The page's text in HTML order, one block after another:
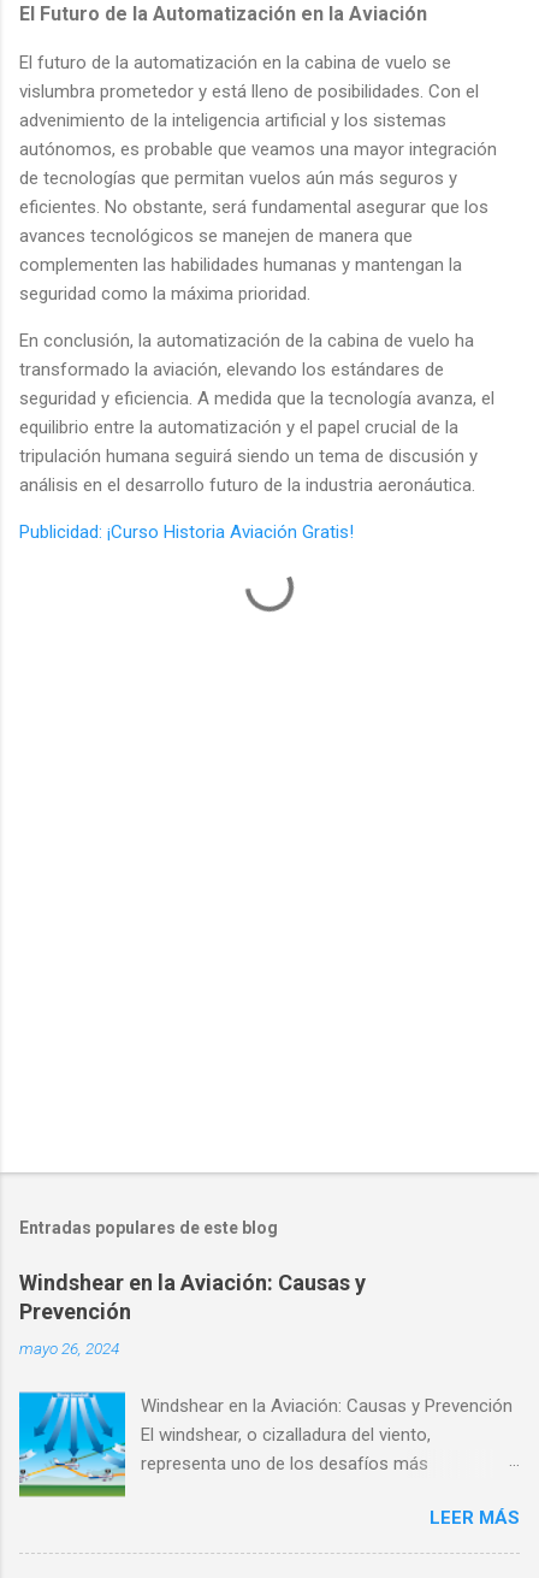
El Futuro de la Automatización en la Aviación
El futuro de la automatización en la cabina de vuelo se
vislumbra prometedor y está lleno de posibilidades. Con el
advenimiento de la inteligencia artificial y los sistemas
autónomos, es probable que veamos una mayor integración
de tecnologías que permitan vuelos aún más seguros y
eficientes. No obstante, será fundamental asegurar que los
avances tecnológicos se manejen de manera que
complementen las habilidades humanas y mantengan la
seguridad como la máxima prioridad.
En conclusión, la automatización de la cabina de vuelo ha
transformado la aviación, elevando los estándares de
seguridad y eficiencia. A medida que la tecnología avanza, el
equilibrio entre la automatización y el papel crucial de la
tripulación humana seguirá siendo un tema de discusión y
análisis en el desarrollo futuro de la industria aeronáutica.
Publicidad: ¡Curso Historia Aviación Gratis!
Entradas populares de este blog
Windshear en la Aviación: Causas y
Prevención
mayo 26, 2024
Windshear en la Aviación: Causas y Prevención
El windshear, o cizalladura del viento,
representa uno de los desafíos más
moderna. Este fenómeno atmosférico puede
afectar notablemente la seguridad y estabilidad
LEER MÁS